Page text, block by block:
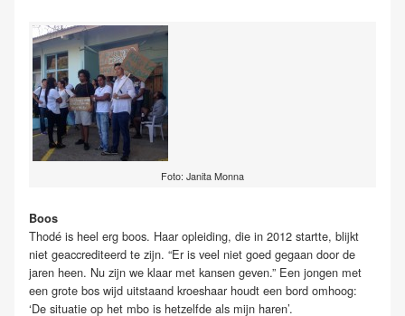
Foto: Janita Monna
Boos
Thodé is heel erg boos. Haar opleiding, die in 2012 startte, blijkt
niet geaccrediteerd te zijn. “Er is veel niet goed gegaan door de
jaren heen. Nu zijn we klaar met kansen geven.” Een jongen met
een grote bos wijd uitstaand kroeshaar houdt een bord omhoog:
‘De situatie op het mbo is hetzelfde als mijn haren’.